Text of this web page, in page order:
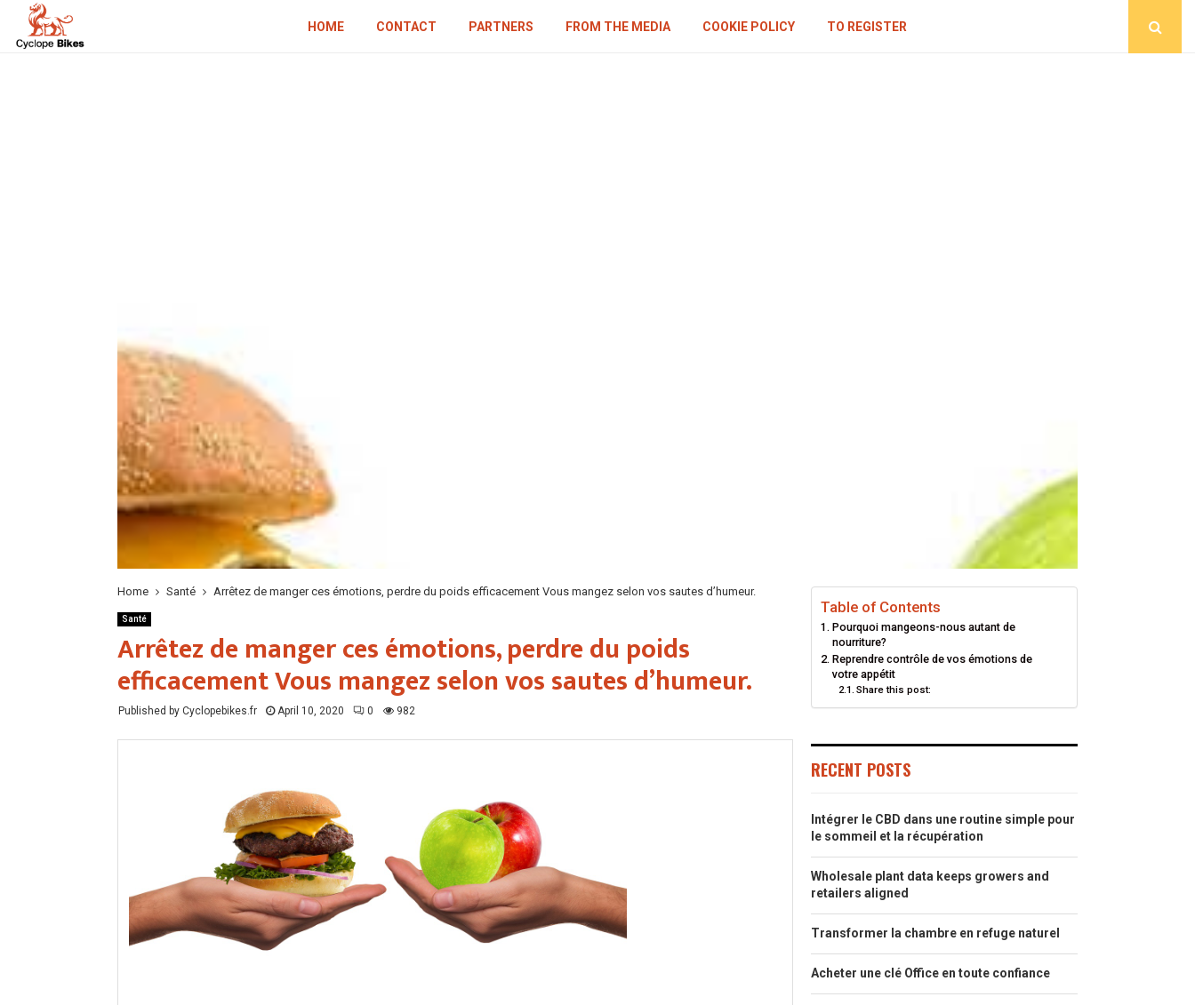
HOME CONTACT PARTNERS FROM THE MEDIA COOKIE POLICY TO REGISTER
Home Santé Arrêtez de manger ces émotions, perdre du poids efficacement Vous mangez selon vos sautes d’humeur.
Santé
Arrêtez de manger ces émotions, perdre du poids
efficacement Vous mangez selon vos sautes d’humeur.
Published by Cyclopebikes.fr April 10, 2020 0 982
Table of Contents
Pourquoi mangeons-nous autant de
nourriture?
Reprendre contrôle de vos émotions de
votre appétit
Share this post:
RECENT POSTS
Intégrer le CBD dans une routine simple pour
le sommeil et la récupération
Wholesale plant data keeps growers and
retailers aligned
Transformer la chambre en refuge naturel
Acheter une clé Office en toute confiance